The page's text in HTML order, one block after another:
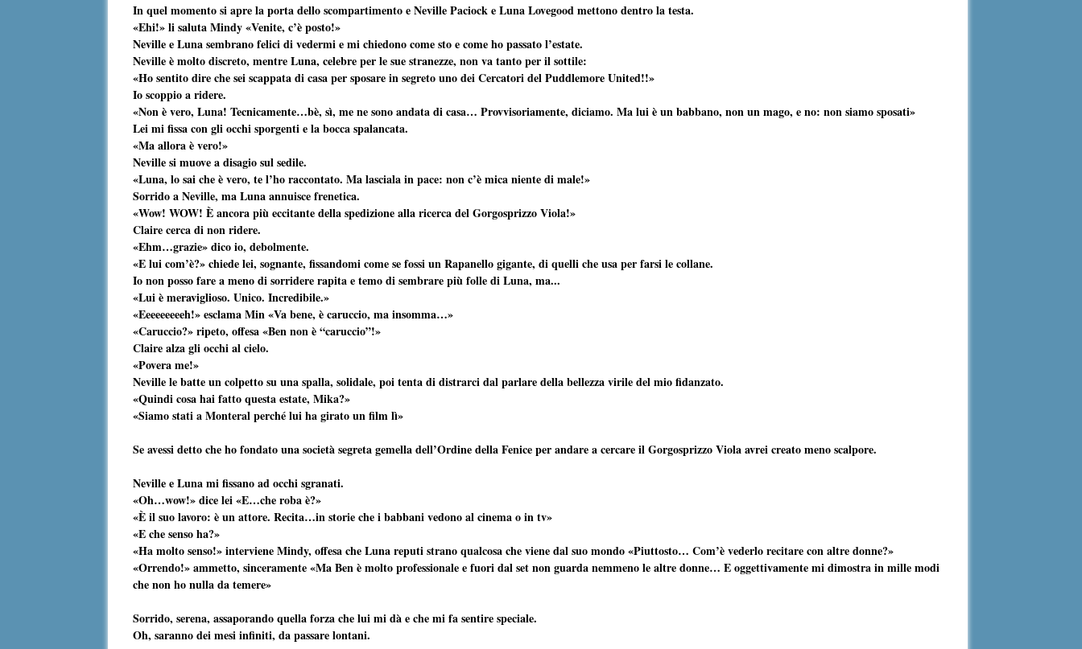
In quel momento si apre la porta dello scompartimento e Neville Paciock e Luna Lovegood mettono dentro la testa.
«Ehi!» li saluta Mindy «Venite, c’è posto!»
Neville e Luna sembrano felici di vedermi e mi chiedono come sto e come ho passato l’estate.
Neville è molto discreto, mentre Luna, celebre per le sue stranezze, non va tanto per il sottile:
«Ho sentito dire che sei scappata di casa per sposare in segreto uno dei Cercatori del Puddlemore United!!»
Io scoppio a ridere.
«Non è vero, Luna! Tecnicamente…bè, sì, me ne sono andata di casa… Provvisoriamente, diciamo. Ma lui è un babbano, non un mago, e no: non siamo sposati»
Lei mi fissa con gli occhi sporgenti e la bocca spalancata.
«Ma allora è vero!»
Neville si muove a disagio sul sedile.
«Luna, lo sai che è vero, te l’ho raccontato. Ma lasciala in pace: non c’è mica niente di male!»
Sorrido a Neville, ma Luna annuisce frenetica.
«Wow! WOW! È ancora più eccitante della spedizione alla ricerca del Gorgosprizzo Viola!»
Claire cerca di non ridere.
«Ehm…grazie» dico io, debolmente.
«E lui com’è?» chiede lei, sognante, fissandomi come se fossi un Rapanello gigante, di quelli che usa per farsi le collane.
Io non posso fare a meno di sorridere rapita e temo di sembrare più folle di Luna, ma...
«Lui è meraviglioso. Unico. Incredibile.»
«Eeeeeeeeeh!» esclama Min «Va bene, è caruccio, ma insomma…»
«Caruccio?» ripeto, offesa «Ben non è “caruccio”!»
Claire alza gli occhi al cielo.
«Povera me!»
Neville le batte un colpetto su una spalla, solidale, poi tenta di distrarci dal parlare della bellezza virile del mio fidanzato.
«Quindi cosa hai fatto questa estate, Mika?»
«Siamo stati a Monteral perché lui ha girato un film lì»
Se avessi detto che ho fondato una società segreta gemella dell’Ordine della Fenice per andare a cercare il Gorgosprizzo Viola avrei creato meno scalpore.
Neville e Luna mi fissano ad occhi sgranati.
«Oh…wow!» dice lei «E…che roba è?»
«È il suo lavoro: è un attore. Recita…in storie che i babbani vedono al cinema o in tv»
«E che senso ha?»
«Ha molto senso!» interviene Mindy, offesa che Luna reputi strano qualcosa che viene dal suo mondo «Piuttosto… Com’è vederlo recitare con altre donne?»
«Orrendo!» ammetto, sinceramente «Ma Ben è molto professionale e fuori dal set non guarda nemmeno le altre donne… E oggettivamente mi dimostra in mille modi
che non ho nulla da temere»
Sorrido, serena, assaporando quella forza che lui mi dà e che mi fa sentire speciale.
Oh, saranno dei mesi infiniti, da passare lontani.